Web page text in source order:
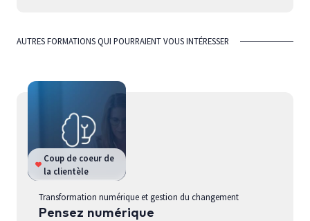
AUTRES FORMATIONS QUI POURRAIENT VOUS INTÉRESSER
Coup de coeur de
la clientèle
Transformation numérique et gestion du changement
Pensez numérique